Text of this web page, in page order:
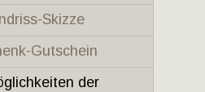
Skizze
Gutschein
der